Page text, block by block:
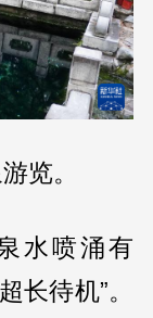
览。
水喷涌有
长待机”。